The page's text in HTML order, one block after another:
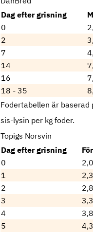
Dag efter grisning
0
2
7
14
16
18 - 35
Fodertabellen är baserad
sis-lysin per kg foder.
Topigs Norsvin
Dag efter grisning
0
2,0
1
2,3
2
2,8
3
3,3
4
3,8
5
4,3